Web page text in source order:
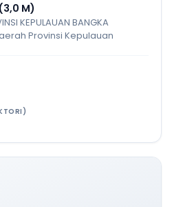
M)
KEPULAUAN BANGKA
Provinsi Kepulauan